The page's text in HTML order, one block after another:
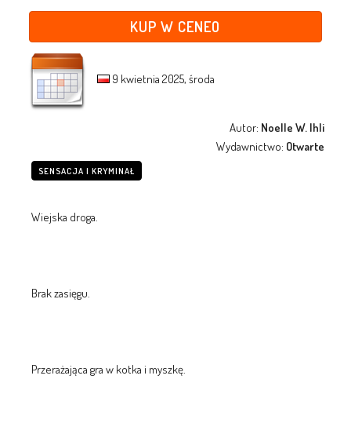
KUP W CENEO
9 kwietnia 2025, środa
Autor: Noelle W. Ihli
Wydawnictwo: Otwarte
SENSACJA I KRYMINAŁ
Wiejska droga.
Brak zasięgu.
Przerażająca gra w kotka i myszkę.